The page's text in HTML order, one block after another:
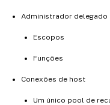
Administrador delegado
Escopos
Funções
Conexões de host
Um único pool de